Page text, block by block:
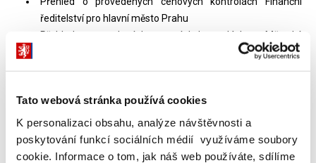
Tato webová stránka používá cookies
K personalizaci obsahu, analýze návštěvnosti a
poskytování funkcí sociálních médií využíváme soubory
cookie. Informace o tom, jak náš web používáte, sdílíme
ředitelství pro hlavní město Prahu
Přehled o provedených cenových kontrolách za Městský
úřad Hodonín, obecní živnostenský úřad Město Hodonín,
Masarykovo nám. 53/1, 695 35 HODONÍN
Dokumenty ke stažení